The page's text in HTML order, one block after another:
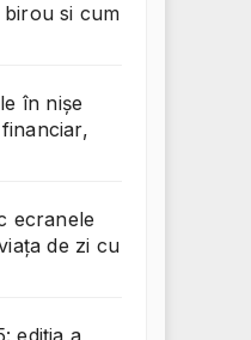
si cum
în nișe
ecranele
de zi cu
ediția a